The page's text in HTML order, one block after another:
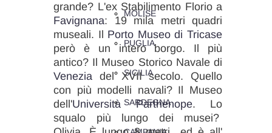
MOLISE
PUGLIA
SICILIA
SARDEGNA
grande? L'ex Stabilimento Florio a
Favignana: 19 mila metri quadri
museali. Il Porto Museo di Tricase
però è un intero borgo. Il più
antico? Il Museo Storico Navale di
Venezia del XVII secolo. Quello
con più modelli navali? Il Museo
dell'Università Parthenope. Lo
squalo più lungo dei musei?